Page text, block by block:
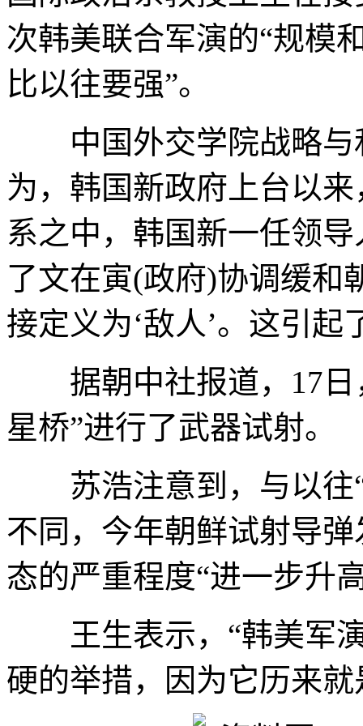
次韩美联合军演的“规模
比以往要强”。
中国外交学院战略与
为，韩国新政府上台以
系之中，韩国新一任领
了文在寅(政府)协调缓和
接定义为‘敌人’。这引起
据朝中社报道，17日
星桥”进行了武器试射。
苏浩注意到，与以往
不同，今年朝鲜试射导
态的严重程度“进一步升
王生表示，“韩美军演
硬的举措，因为它历来